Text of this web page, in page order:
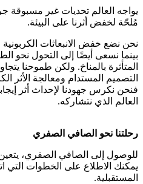
يواجه العالم تحديات غير مسبوقة
مُلحّة لخفض أثرنا على البيئة.
نحن نضع خفض الانبعاثات الكربونية
بينما نسعى أيضًا إلى التحول نحو
المتأثرة بالمناخ. ولكن طموحنا
التصميم المستدام ومعالجة الأثر
فنحن نكرس جهودنا لإحداث أثر
العالم الذي نتشاركه.
رحلتنا نحو الصافي الصفري
للوصول إلى الصافي الصفري، يتعين
يمكنك الاطلاع على الخطوات التي
المستقبلية.